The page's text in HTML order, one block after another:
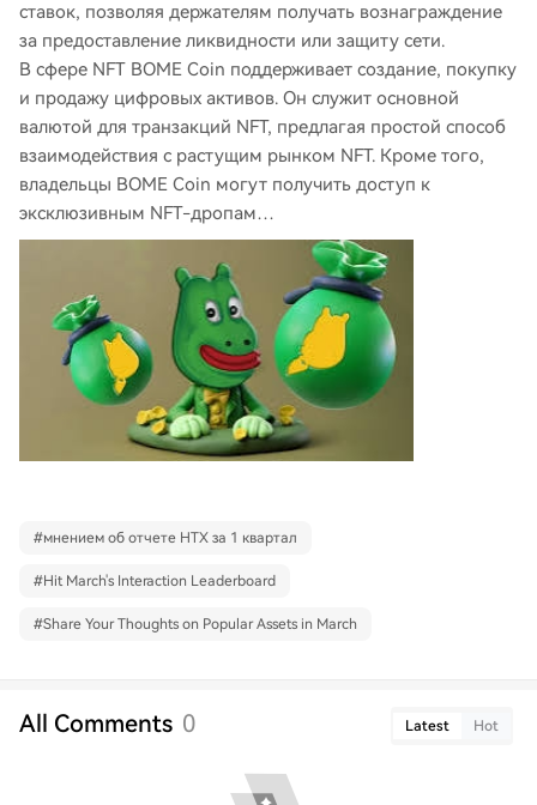
ставок, позволяя держателям получать вознаграждение
за предоставление ликвидности или защиту сети.
В сфере NFT BOME Coin поддерживает создание, покупку
и продажу цифровых активов. Он служит основной
валютой для транзакций NFT, предлагая простой способ
взаимодействия с растущим рынком NFT. Кроме того,
владельцы BOME Coin могут получить доступ к
эксклюзивным NFT-дропам…
#мнением об отчете HTX за 1 квартал
#Hit March's Interaction Leaderboard
#Share Your Thoughts on Popular Assets in March
All Comments 0 Latest Hot